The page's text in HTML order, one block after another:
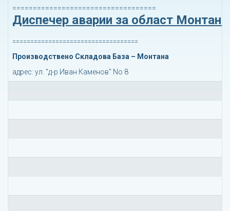
===================================
Диспечер аварии за област Монтана
===================================
Производствено Складова База – Монтана
адрес: ул. "д-р Иван Каменов" No 8